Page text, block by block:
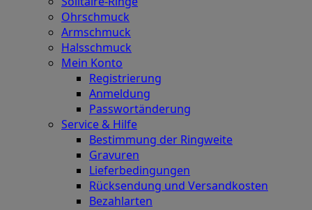
Ohrschmuck
Armschmuck
Halsschmuck
Mein Konto
Registrierung
Anmeldung
Passwortänderung
Service & Hilfe
Bestimmung der Ringweite
Gravuren
Lieferbedingungen
Rücksendung und Versandkosten
Bezahlarten